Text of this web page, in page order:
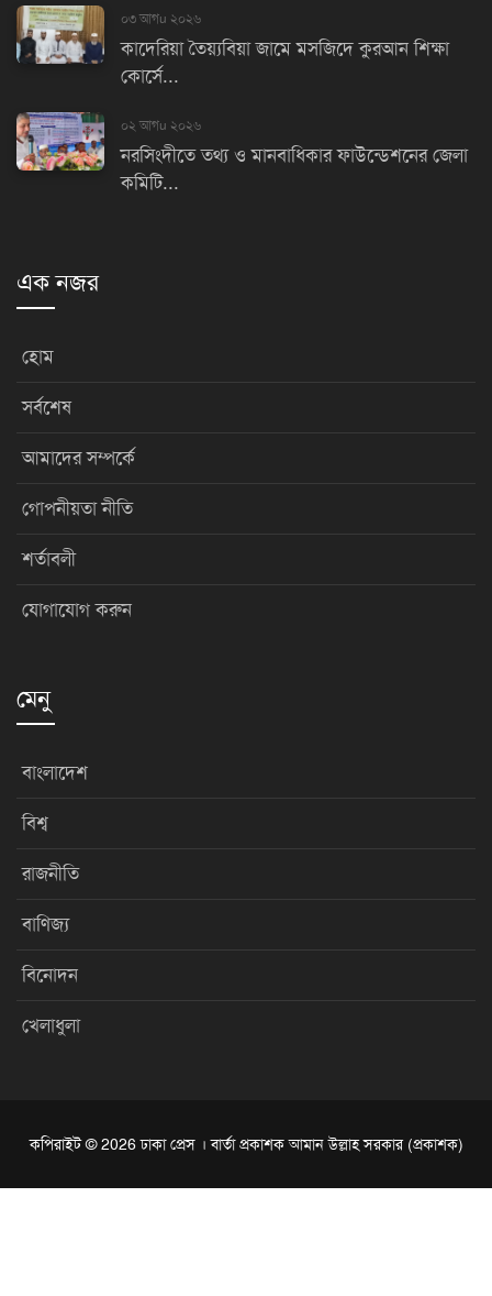
০৩ আগu ২০২৬
কাদেরিয়া তৈয়্যবিয়া জামে মসজিদে কুরআন শিক্ষা
কোর্সে...
০২ আগu ২০২৬
নরসিংদীতে তথ্য ও মানবাধিকার ফাউন্ডেশনের জেলা
কমিটি...
এক নজর
হোম
সর্বশেষ
আমাদের সম্পর্কে
গোপনীয়তা নীতি
শর্তাবলী
যোগাযোগ করুন
মেনু
বাংলাদেশ
বিশ্ব
রাজনীতি
বাণিজ্য
বিনোদন
খেলাধুলা
কপিরাইট © 2026 ঢাকা প্রেস । বার্তা প্রকাশক আমান উল্লাহ সরকার (প্রকাশক)